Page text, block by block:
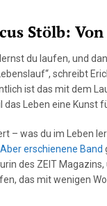
Stölb:
du laufen, und
schreibt
ist das mit dem
das Leben eine Kunst
– was du im Leben
erschienene Band
des ZEIT
das mit wenigen